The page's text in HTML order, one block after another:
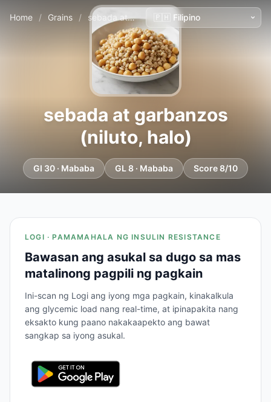
Home / Grains / sebada at garbanzos (niluto, halo)
sebada at garbanzos
(niluto, halo)
GI 30 · Mababa GL 8 · Mababa Score 8/10
LOGI · PAMAMAHALA NG INSULIN RESISTANCE
Bawasan ang asukal sa dugo sa mas
matalinong pagpili ng pagkain
Ini-scan ng Logi ang iyong mga pagkain, kinakalkula
ang glycemic load nang real-time, at ipinapakita nang
eksakto kung paano nakakaapekto ang bawat
sangkap sa iyong asukal.